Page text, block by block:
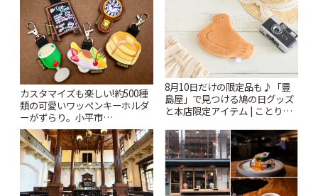
カスタマイズも楽しい!約500種
類の可愛いワッペンキーホルダ
ーがずらり。小平市
「Kimamaya T&K」 | ことりっ
ぷ
8月10日だけの限定品も♪「豊
島屋」で見つける鳩の日グッズ
と本店限定アイテム | ことりっ